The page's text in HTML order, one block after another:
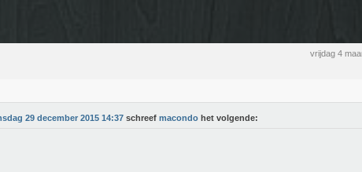
vrijdag 4
29 december 2015 14:37 schreef macondo het volgende: